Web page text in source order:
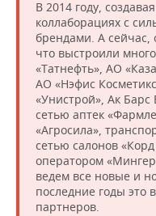
В 2014 году,
коллаборациях с
брендами. А сейчас,
что выстроили
«Татнефть», АО
АО «Нэфис
«Унистрой», Ак
сетью аптек
«Агросила»,
сетью салонов
оператором
ведем все новые и
последние годы это
партнеров.